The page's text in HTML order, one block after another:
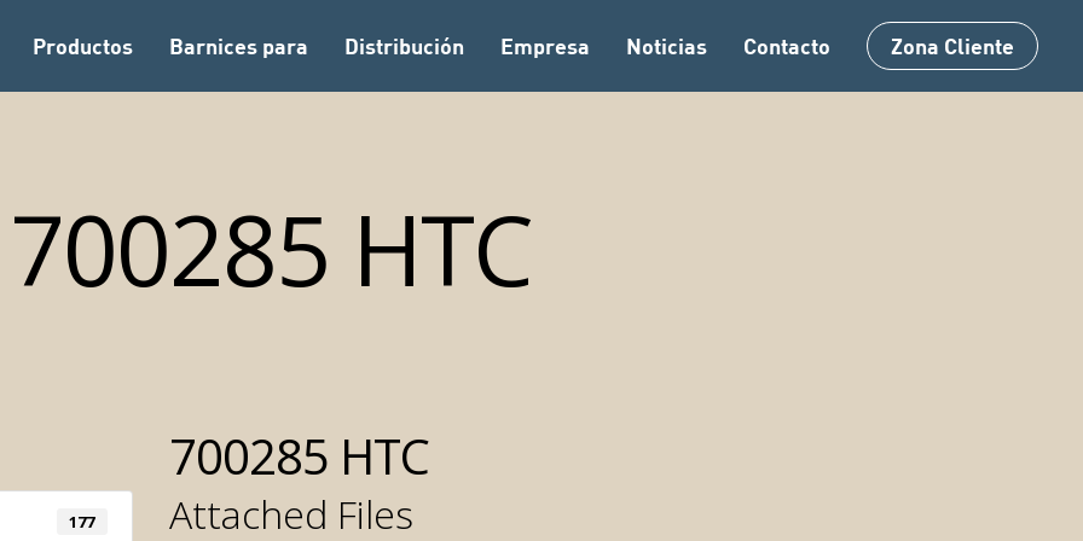
Productos Barnices para Distribución Empresa Noticias Contacto Zona Cliente
700285 HTC
177
700285 HTC
Attached Files